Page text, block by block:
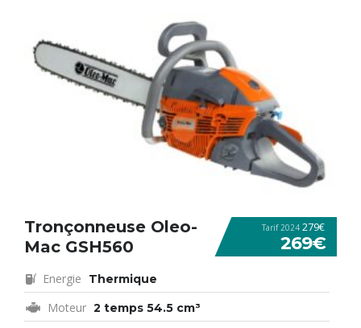
Tarif 2024 279€
269€
Tronçonneuse Oleo-
Mac GSH560
Energie Thermique
Moteur 2 temps 54.5 cm³